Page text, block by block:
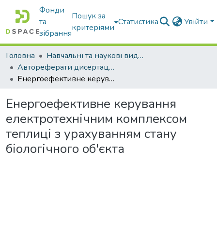
Фонди
та
зібрання
Пошук за
критеріями
Статистика Увійти
Головна
Навчальні та наукові видання
Автореферати дисертацій та дисертації
Енергоефективне керування електротехнічним комплексом теплиці з урахуванням стану біологічного об'єкта
Енергоефективне керування
електротехнічним комплексом
теплиці з урахуванням стану
біологічного об'єкта